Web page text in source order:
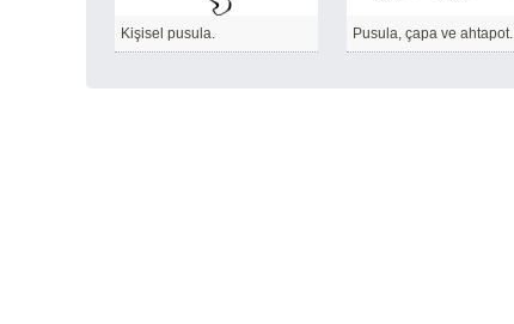
Kişisel pusula. Pusula, çapa ve ahtapot.